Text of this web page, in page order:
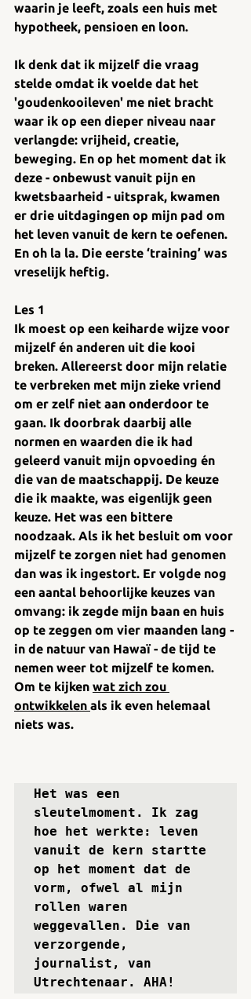
waarin je leeft, zoals een huis met
hypotheek, pensioen en loon.
Ik denk dat ik mijzelf die vraag
stelde omdat ik voelde dat het
'goudenkooileven' me niet bracht
waar ik op een dieper niveau naar
verlangde: vrijheid, creatie,
beweging. En op het moment dat ik
deze - onbewust vanuit pijn en
kwetsbaarheid - uitsprak, kwamen
er drie uitdagingen op mijn pad om
het leven vanuit de kern te oefenen.
En oh la la. Die eerste ‘training’ was
vreselijk heftig.
Les 1
Ik moest op een keiharde wijze voor
mijzelf én anderen uit die kooi
breken. Allereerst door mijn relatie
te verbreken met mijn zieke vriend
om er zelf niet aan onderdoor te
gaan. Ik doorbrak daarbij alle
normen en waarden die ik had
geleerd vanuit mijn opvoeding én
die van de maatschappij. De keuze
die ik maakte, was eigenlijk geen
keuze. Het was een bittere
noodzaak. Als ik het besluit om voor
mijzelf te zorgen niet had genomen
dan was ik ingestort. Er volgde nog
een aantal behoorlijke keuzes van
omvang: ik zegde mijn baan en huis
op te zeggen om vier maanden lang -
in de natuur van Hawaï - de tijd te
nemen weer tot mijzelf te komen.
Om te kijken wat zich zou
ontwikkelen als ik even helemaal
niets was.
Het was een
sleutelmoment. Ik zag
hoe het werkte: leven
vanuit de kern startte
op het moment dat de
vorm, ofwel al mijn
rollen waren
weggevallen. Die van
verzorgende,
journalist, van
Utrechtenaar. AHA!